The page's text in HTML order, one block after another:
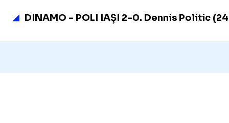
DINAMO - POLI IAȘI 2-0. Dennis Politic